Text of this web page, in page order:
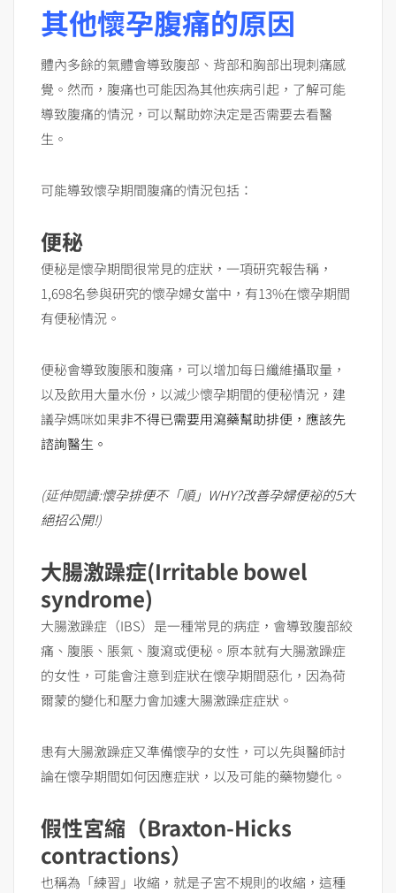
其他懷孕腹痛的原因
體內多餘的氣體會導致腹部、背部和胸部出現刺痛感
覺。然而，腹痛也可能因為其他疾病引起，了解可能
導致腹痛的情況，可以幫助妳決定是否需要去看醫
生。
可能導致懷孕期間腹痛的情況包括：
便秘
便秘是懷孕期間很常見的症狀，一項研究報告稱，
1,698名參與研究的懷孕婦女當中，有13%在懷孕期間
有便秘情況。
便秘會導致腹脹和腹痛，可以增加每日纖維攝取量，
以及飲用大量水份，以減少懷孕期間的便秘情況，建
議孕媽咪如果非不得已需要用瀉藥幫助排便，應該先
諮詢醫生。
(延伸閱讀:懷孕排便不「順」WHY?改善孕婦便祕的5大
絕招公開!)
大腸激躁症(Irritable bowel
syndrome)
大腸激躁症（IBS）是一種常見的病症，會導致腹部絞
痛、腹脹、脹氣、腹瀉或便秘。原本就有大腸激躁症
的女性，可能會注意到症狀在懷孕期間惡化，因為荷
爾蒙的變化和壓力會加遽大腸激躁症症狀。
患有大腸激躁症又準備懷孕的女性，可以先與醫師討
論在懷孕期間如何因應症狀，以及可能的藥物變化。
假性宮縮（Braxton-Hicks
contractions）
也稱為「練習」收縮，就是子宮不規則的收縮，這種